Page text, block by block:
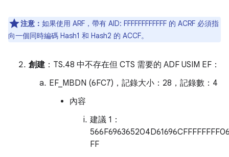
注意： 如果使用 ARF，帶有 AID: FFFFFFFFFFFF 的 ACRF 必須指
向一個同時編碼 Hash1 和 Hash2 的 ACCF。
創建 ：TS.48 中不存在但 CTS 需要的 ADF USIM EF：
EF_MBDN (6FC7)，記錄大小：28，記錄數：4
內容
建議 1：
FF